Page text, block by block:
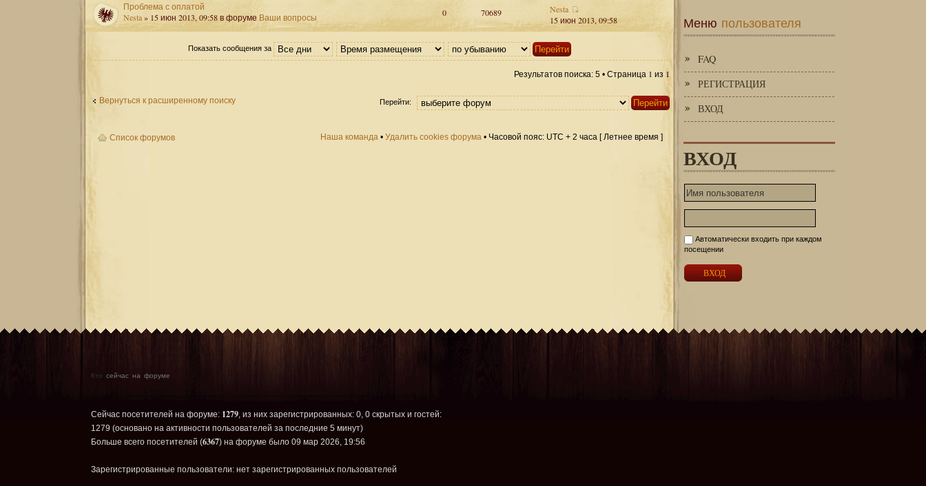
Проблема с оплатой
Nesta» 15 июн 2013, 09:58 в форуме Ваши вопросы 0 70689
Nesta
15 июн 2013, 09:58
Показать сообщения за
Результатов поиска: 5 • Страница 1 из 1
Вернуться к расширенному поиску Перейти:
Список форумов Наша команда • Удалить cookies форума • Часовой пояс: UTC + 2 часа [ Летнее время ]
Меню пользователя
FAQ
РЕГИСТРАЦИЯ
ВХОД
ВХОД
Автоматически входить при каждом
посещении
Кто сейчас на форуме
Сейчас посетителей на форуме: 1279, из них зарегистрированных: 0, 0 скрытых и гостей:
1279 (основано на активности пользователей за последние 5 минут)
Больше всего посетителей (6367) на форуме было 09 мар 2026, 19:56
Зарегистрированные пользователи: нет зарегистрированных пользователей